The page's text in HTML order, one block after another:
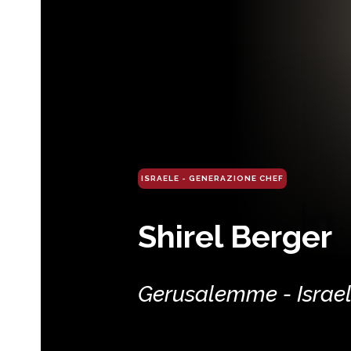
ISRAELE - GENERAZIONE CHEF
Shirel Berger
Gerusalemme -